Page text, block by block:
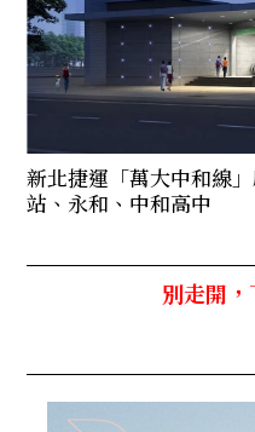
新北捷運「萬大中和線
站、永和、中和高中
別走開